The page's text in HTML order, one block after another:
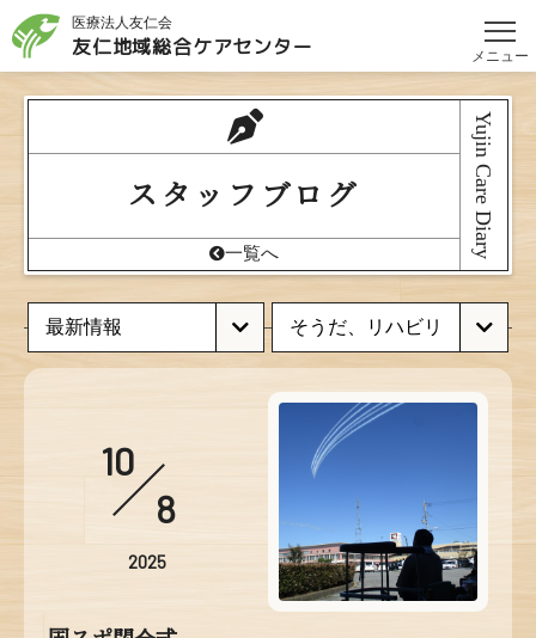
メニュー
医療法人友仁会
友仁地域総合ケアセンター
スタッフブログ Yujin Care Diary
一覧へ
10
8
2025